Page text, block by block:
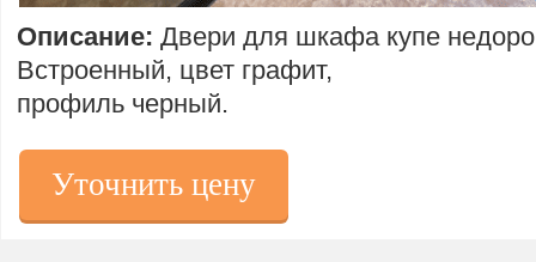
Описание: Двери для шкафа купе
Встроенный, цвет графит,
профиль черный.
Уточнить цену